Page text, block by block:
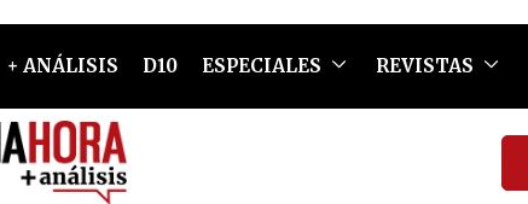
+ ANÁLISIS D10 ESPECIALES REVISTAS